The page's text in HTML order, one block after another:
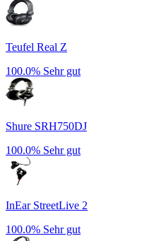
Teufel Real Z
100.0% Sehr gut
Shure SRH750DJ
100.0% Sehr gut
InEar StreetLive 2
100.0% Sehr gut